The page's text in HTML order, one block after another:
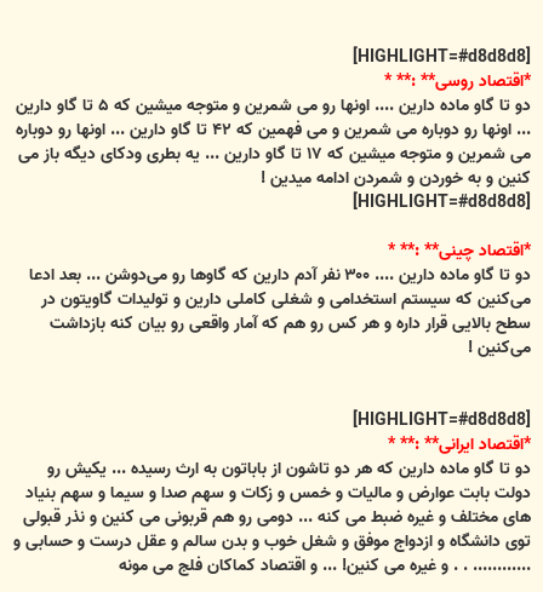
[HIGHLIGHT=#d8d8d8]
*اقتصاد روسی** :** *
دو تا گاو ماده دارين .... اونها رو می شمرين و متوجه ميشين كه ۵ تا گاو دارين
... اونها رو دوباره می شمرين و می فهمين كه ۴۲ تا گاو دارين ... اونها رو دوباره
می شمرين و متوجه ميشين كه ۱۷ تا گاو دارين ... يه بطری ودكای ديگه باز می
كنين و به خوردن و شمردن ادامه ميدين !
[HIGHLIGHT=#d8d8d8]
*اقتصاد چينی** :** *
دو تا گاو ماده دارين .... ۳۰۰ نفر آدم دارين كه گاوها رو می‌دوشن ... بعد ادعا
می‌كنين كه سيستم استخدامی و شغلی كاملی دارين و توليدات گاويتون در
سطح بالايی قرار داره و هر كس رو هم كه آمار واقعی رو بيان كنه بازداشت
می‌كنين !
[HIGHLIGHT=#d8d8d8]
*اقتصاد ايرانی** :** *
دو تا گاو ماده دارين كه هر دو تاشون از باباتون به ارث رسيده ... يكيش رو
دولت بابت عوارض و ماليات و خمس و زكات و سهم صدا و سيما و سهم بنياد
های مختلف و غيره ضبط می كنه ... دومی رو هم قربونی می كنين و نذر قبولی
توی دانشگاه و ازدواج موفق و شغل خوب و بدن سالم و عقل درست و حسابی و
............ . . و غيره می كنين! ... و اقتصاد كماكان فلج می مونه